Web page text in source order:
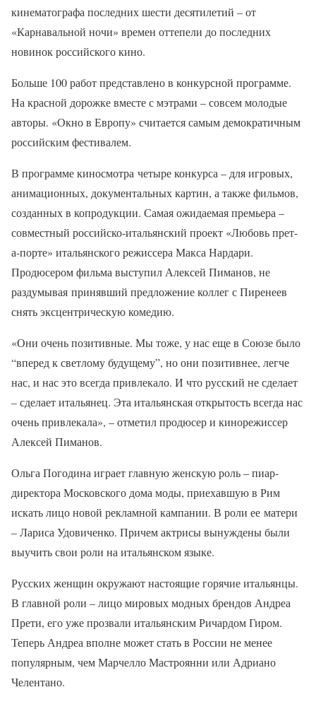
кинематографа последних шести десятилетий – от
«Карнавальной ночи» времен оттепели до последних
новинок российского кино.
Больше 100 работ представлено в конкурсной программе.
На красной дорожке вместе с мэтрами – совсем молодые
авторы. «Окно в Европу» считается самым демократичным
российским фестивалем.
В программе киносмотра четыре конкурса – для игровых,
анимационных, документальных картин, а также фильмов,
созданных в копродукции. Самая ожидаемая премьера –
совместный российско-итальянский проект «Любовь прет-
а-порте» итальянского режиссера Макса Нардари.
Продюсером фильма выступил Алексей Пиманов, не
раздумывая принявший предложение коллег с Пиренеев
снять эксцентрическую комедию.
«Они очень позитивные. Мы тоже, у нас еще в Союзе было
“вперед к светлому будущему”, но они позитивнее, легче
нас, и нас это всегда привлекало. И что русский не сделает
– сделает итальянец. Эта итальянская открытость всегда нас
очень привлекала», – отметил продюсер и кинорежиссер
Алексей Пиманов.
Ольга Погодина играет главную женскую роль – пиар-
директора Московского дома моды, приехавшую в Рим
искать лицо новой рекламной кампании. В роли ее матери
– Лариса Удовиченко. Причем актрисы вынуждены были
выучить свои роли на итальянском языке.
Русских женщин окружают настоящие горячие итальянцы.
В главной роли – лицо мировых модных брендов Андреа
Прети, его уже прозвали итальянским Ричардом Гиром.
Теперь Андреа вполне может стать в России не менее
популярным, чем Марчелло Мастроянни или Адриано
Челентано.